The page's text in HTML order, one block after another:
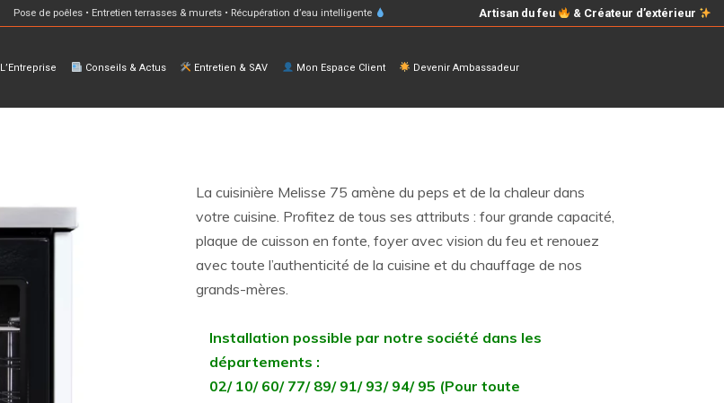
Pose de poêles • Entretien terrasses & murets • Récupération d’eau intelligente Artisan du feu & Créateur d’extérieur
L’Entreprise Conseils & Actus Entretien & SAV Mon Espace Client Devenir Ambassadeur
La cuisinière Melisse 75 amène du peps et de la chaleur dans
votre cuisine. Profitez de tous ses attributs : four grande capacité,
plaque de cuisson en fonte, foyer avec vision du feu et renouez
avec toute l’authenticité de la cuisine et du chauffage de nos
grands-mères.
Installation possible par notre société dans les
départements :
02/ 10/ 60/ 77/ 89/ 91/ 93/ 94/ 95 (Pour toute